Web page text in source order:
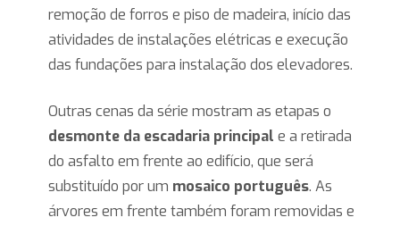
remoção de forros e piso de madeira, início das
atividades de instalações elétricas e execução
das fundações para instalação dos elevadores.
Outras cenas da série mostram as etapas o
desmonte da escadaria principal e a retirada
do asfalto em frente ao edifício, que será
substituído por um mosaico português. As
árvores em frente também foram removidas e